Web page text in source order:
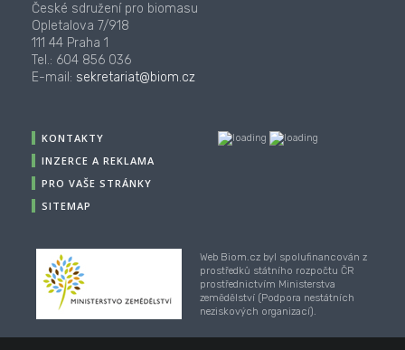
České sdružení pro biomasu
Opletalova 7/918
111 44 Praha 1
Tel.: 604 856 036
E-mail: sekretariat@biom.cz
KONTAKTY
INZERCE A REKLAMA
PRO VAŠE STRÁNKY
SITEMAP
Web Biom.cz byl spolufinancován z
prostředků státního rozpočtu ČR
prostřednictvím Ministerstva
zemědělství (Podpora nestátních
neziskových organizací).